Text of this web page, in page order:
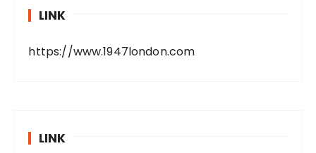
LINK
https://www.1947london.com
LINK